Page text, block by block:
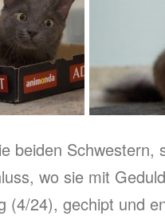
beiden Schwestern,
wo sie mit
(4/24), gechipt und